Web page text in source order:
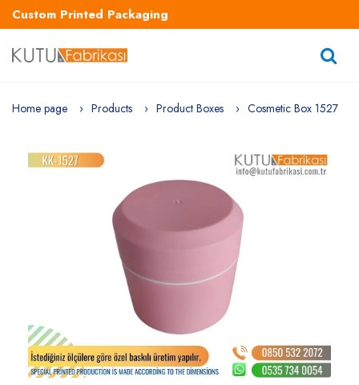
Custom Printed Packaging
Home page Products Product Boxes Cosmetic Box 1527